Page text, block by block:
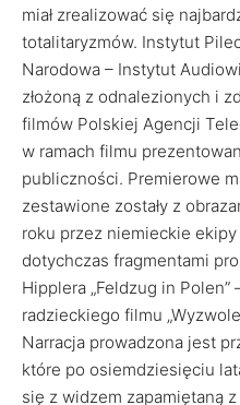
miał zrealizować się
totalitaryzmów. Instytut
Narodowa – Instytut
złożoną z odnalezionych i
filmów Polskiej Agencji
w ramach filmu
publiczności. Premierowe
zestawione zostały z
roku przez niemieckie
dotychczas fragmentami
Hipplera „Feldzug in Polen”
radzieckiego filmu
Narracja prowadzona jest
które po osiemdziesięciu
się z widzem zapamiętaną